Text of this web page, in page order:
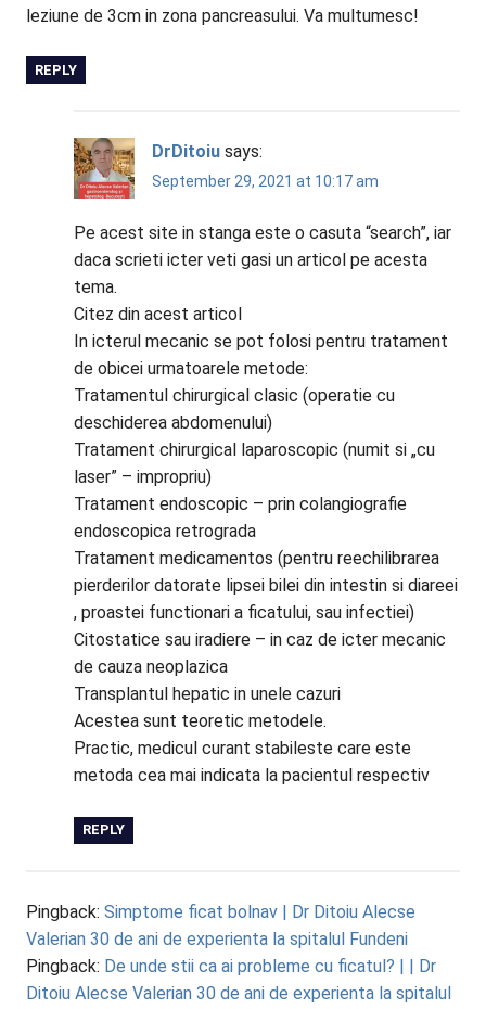
leziune de 3cm in zona pancreasului. Va multumesc!
REPLY
DrDitoiu says:
September 29, 2021 at 10:17 am
Pe acest site in stanga este o casuta “search”, iar
daca scrieti icter veti gasi un articol pe acesta
tema.
Citez din acest articol
In icterul mecanic se pot folosi pentru tratament
de obicei urmatoarele metode:
Tratamentul chirurgical clasic (operatie cu
deschiderea abdomenului)
Tratament chirurgical laparoscopic (numit si „cu
laser” – impropriu)
Tratament endoscopic – prin colangiografie
endoscopica retrograda
Tratament medicamentos (pentru reechilibrarea
pierderilor datorate lipsei bilei din intestin si diareei
, proastei functionari a ficatului, sau infectiei)
Citostatice sau iradiere – in caz de icter mecanic
de cauza neoplazica
Transplantul hepatic in unele cazuri
Acestea sunt teoretic metodele.
Practic, medicul curant stabileste care este
metoda cea mai indicata la pacientul respectiv
REPLY
Pingback: Simptome ficat bolnav | Dr Ditoiu Alecse
Valerian 30 de ani de experienta la spitalul Fundeni
Pingback: De unde stii ca ai probleme cu ficatul? | | Dr
Ditoiu Alecse Valerian 30 de ani de experienta la spitalul